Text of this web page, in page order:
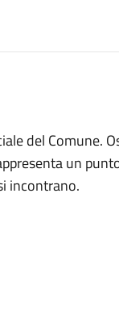
del Comune.
un
incontrano.